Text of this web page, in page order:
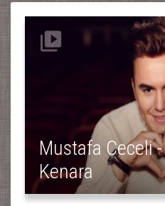
Mustafa Ceceli
Kenara